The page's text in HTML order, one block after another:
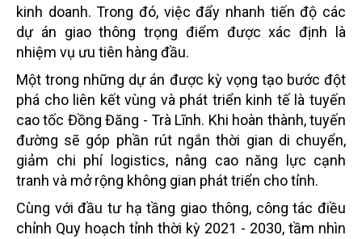
kinh doanh. Trong đó, việc đẩy nhanh tiến độ các
dự án giao thông trọng điểm được xác định là
nhiệm vụ ưu tiên hàng đầu.
Một trong những dự án được kỳ vọng tạo bước đột
phá cho liên kết vùng và phát triển kinh tế là tuyến
cao tốc Đồng Đăng - Trà Lĩnh. Khi hoàn thành, tuyến
đường sẽ góp phần rút ngắn thời gian di chuyển,
giảm chi phí logistics, nâng cao năng lực cạnh
tranh và mở rộng không gian phát triển cho tỉnh.
Cùng với đầu tư hạ tầng giao thông, công tác điều
chỉnh Quy hoạch tỉnh thời kỳ 2021 - 2030, tầm nhìn